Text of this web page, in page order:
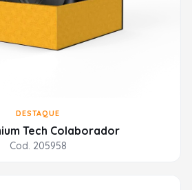
DESTAQUE
Tech Colaborador
Cod. 205958